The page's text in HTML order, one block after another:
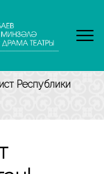
Республики